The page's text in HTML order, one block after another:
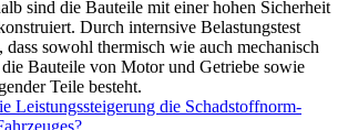
sind die Bauteile mit einer hohen Sicherheit
Durch internsive Belastungstest
sowohl thermisch wie auch mechanisch
Bauteile von Motor und Getriebe sowie
Teile besteht.
Leistungssteigerung die Schadstoffnorm-